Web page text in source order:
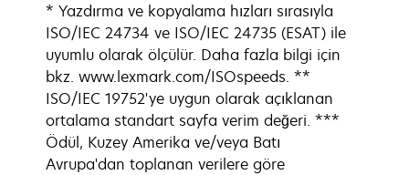
* Yazdırma ve kopyalama hızları sırasıyla
ISO/IEC 24734 ve ISO/IEC 24735 (ESAT) ile
uyumlu olarak ölçülür. Daha fazla bilgi için
bkz. www.lexmark.com/ISOspeeds. **
ISO/IEC 19752'ye uygun olarak açıklanan
ortalama standart sayfa verim değeri. ***
Ödül, Kuzey Amerika ve/veya Batı
Avrupa'dan toplanan verilere göre